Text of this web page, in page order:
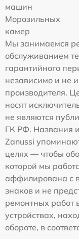
машин
Морозильных
камер
Мы занимаемся
обслуживанием
гарантийного
независимо и не
производителя.
носят
не являются
ГК РФ. Названия
Zanussi
целях — чтобы
которой мы
аффилирована с
знаков и не
ремонтных работ
устройствах,
обороте, в